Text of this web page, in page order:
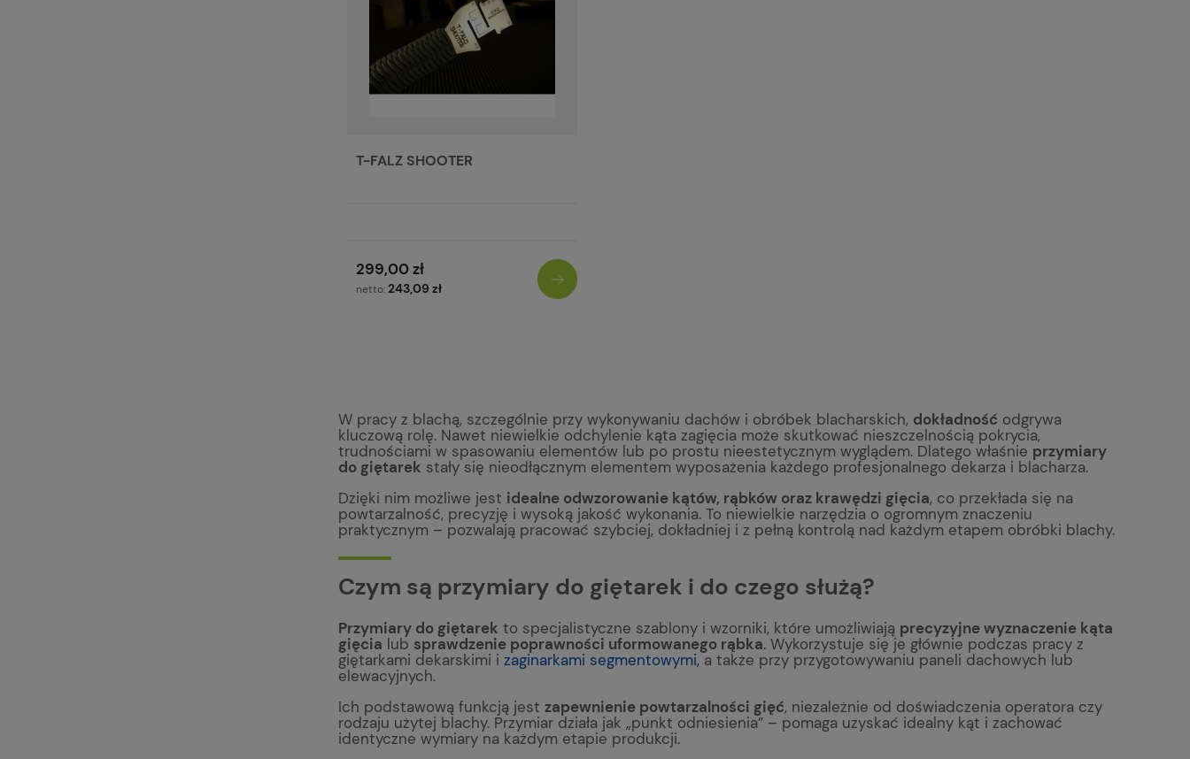
T-FALZ SHOOTER
299,00 zł
netto:243,09 zł
W pracy z blachą, szczególnie przy wykonywaniu dachów i obróbek blacharskich, dokładność odgrywa
kluczową rolę. Nawet niewielkie odchylenie kąta zagięcia może skutkować nieszczelnością pokrycia,
trudnościami w spasowaniu elementów lub po prostu nieestetycznym wyglądem. Dlatego właśnie przymiary
do giętarek stały się nieodłącznym elementem wyposażenia każdego profesjonalnego dekarza i blacharza.
Dzięki nim możliwe jest idealne odwzorowanie kątów, rąbków oraz krawędzi gięcia, co przekłada się na
powtarzalność, precyzję i wysoką jakość wykonania. To niewielkie narzędzia o ogromnym znaczeniu
praktycznym – pozwalają pracować szybciej, dokładniej i z pełną kontrolą nad każdym etapem obróbki blachy.
Czym są przymiary do giętarek i do czego służą?
Przymiary do giętarek to specjalistyczne szablony i wzorniki, które umożliwiają precyzyjne wyznaczenie kąta
gięcia lub sprawdzenie poprawności uformowanego rąbka. Wykorzystuje się je głównie podczas pracy z
giętarkami dekarskimi i zaginarkami segmentowymi, a także przy przygotowywaniu paneli dachowych lub
elewacyjnych.
Ich podstawową funkcją jest zapewnienie powtarzalności gięć, niezależnie od doświadczenia operatora czy
rodzaju użytej blachy. Przymiar działa jak „punkt odniesienia” – pomaga uzyskać idealny kąt i zachować
identyczne wymiary na każdym etapie produkcji.